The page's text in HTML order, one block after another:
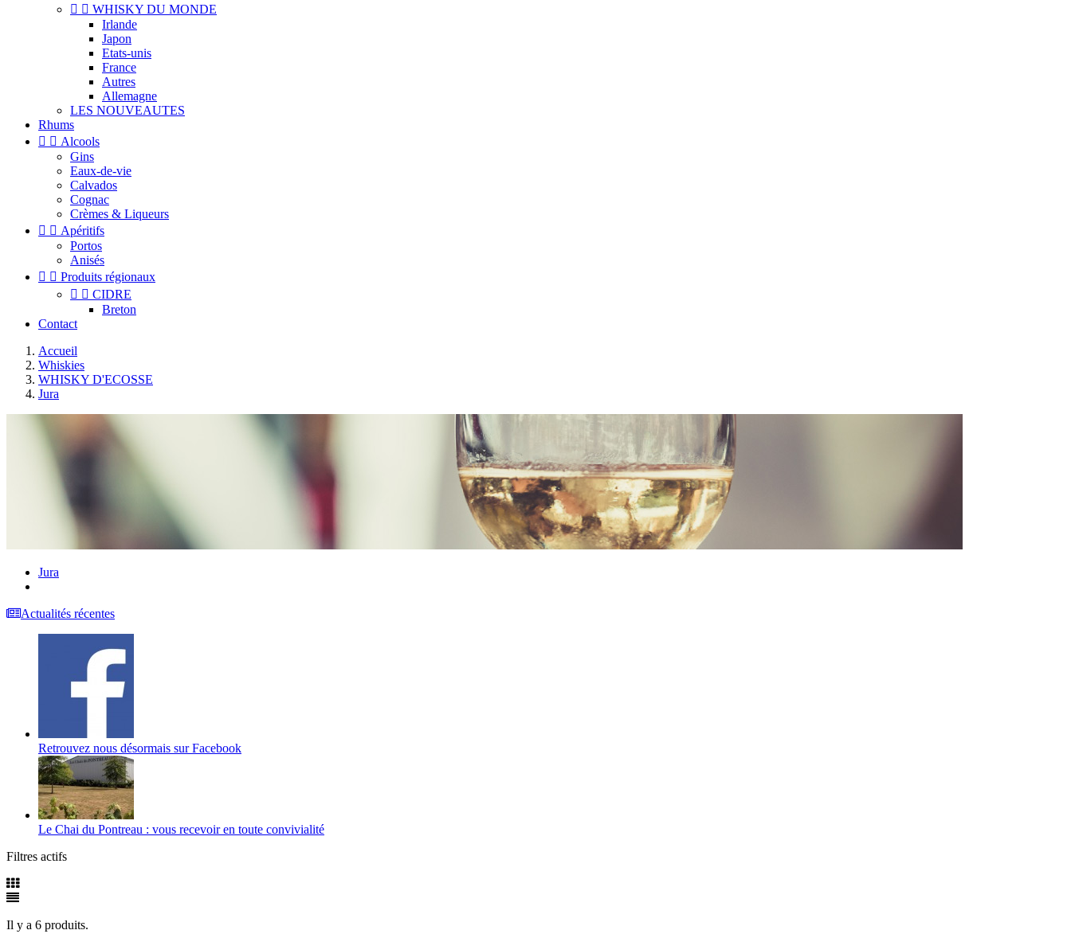
  WHISKY DU MONDE
Irlande
Japon
Etats-unis
France
Autres
Allemagne
LES NOUVEAUTES
Rhums
  Alcools
Gins
Eaux-de-vie
Calvados
Cognac
Crèmes & Liqueurs
  Apéritifs
Portos
Anisés
  Produits régionaux
  CIDRE
Breton
Contact
Accueil
Whiskies
WHISKY D'ECOSSE
Jura
Jura
Actualités récentes
Retrouvez nous désormais sur Facebook
Le Chai du Pontreau : vous recevoir en toute convivialité
Filtres actifs
Il y a 6 produits.